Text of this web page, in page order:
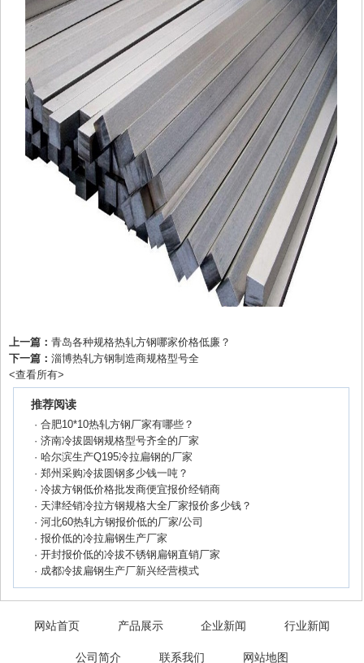
上一篇：青岛各种规格热轧方钢哪家价格低廉？
下一篇：淄博热轧方钢制造商规格型号全
<查看所有>
推荐阅读
·合肥10*10热轧方钢厂家有哪些？
·济南冷拔圆钢规格型号齐全的厂家
·哈尔滨生产Q195冷拉扁钢的厂家
·郑州采购冷拔圆钢多少钱一吨？
·冷拔方钢低价格批发商便宜报价经销商
· 天津经销冷拉方钢规格大全厂家报价多少钱？
·河北60热轧方钢报价低的厂家/公司
·报价低的冷拉扁钢生产厂家
·开封报价低的冷拔不锈钢扁钢直销厂家
· 成都冷拔扁钢生产厂新兴经营模式
网站首页 产品展示 企业新闻 行业新闻
公司简介 联系我们 网站地图